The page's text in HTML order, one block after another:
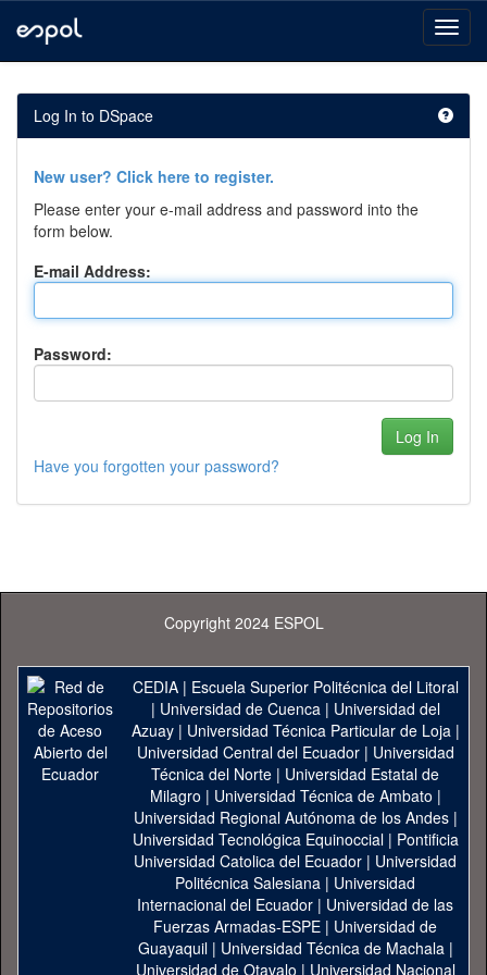
navigation
Log In to DSpace
New user? Click here to register.
Please enter your e-mail address and password into the
form below.
E-mail Address:
Password:
Have you forgotten your password?
Copyright 2024 ESPOL
CEDIA| Escuela Superior Politécnica del Litoral
| Universidad de Cuenca| Universidad del
Azuay| Universidad Técnica Particular de Loja|
Universidad Central del Ecuador| Universidad
Técnica del Norte | Universidad Estatal de
Milagro | Universidad Técnica de Ambato |
Universidad Regional Autónoma de los Andes|
Universidad Tecnológica Equinoccial| Pontificia
Universidad Catolica del Ecuador | Universidad
Politécnica Salesiana | Universidad
Internacional del Ecuador | Universidad de las
Fuerzas Armadas-ESPE | Universidad de
Guayaquil| Universidad Técnica de Machala|
Universidad de Otavalo | Universidad Nacional